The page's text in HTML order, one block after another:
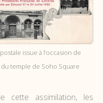
issue à l’occasion de
du temple de Soho Square
cette assimilation, les